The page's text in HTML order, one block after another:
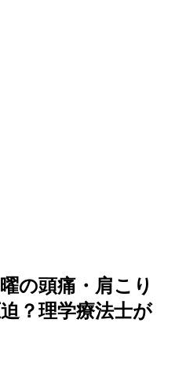
の頭痛・肩こり
？理学療法士が